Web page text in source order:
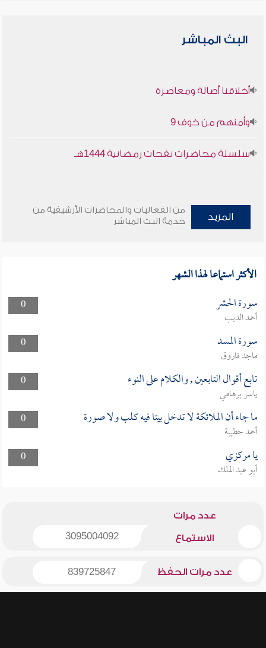
البث المباشر
أخلاقنا أصالة ومعاصرة
وأمنهم من خوف 9
سلسلة محاضرات نفحات رمضانية 1444هـ
المزيد
من الفعاليات والمحاضرات الأرشيفية من
خدمة البث المباشر
الأكثر استماعا لهذا الشهر
0 سورة الحشر
أحمد الديب
0
سورة المسد
ماجد فاروق
0
تابع أقوال التابعين , والكلام على النوء
ياسر برهامي
0
ما جاء أن الملائكة لا تدخل بيتا فيه كلب ولا صورة
أحمد حطيبة
0
يا مركزي
أبو عبد الملك
عدد مرات
الاستماع 3095004092
عدد مرات الحفظ 839725847